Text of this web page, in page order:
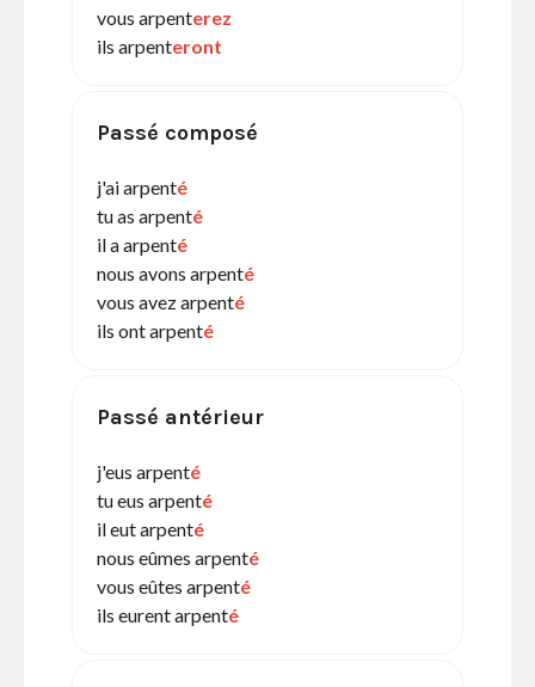
vous arpenterez
ils arpenteront
Passé composé
j'ai arpenté
tu as arpenté
il a arpenté
nous avons arpenté
vous avez arpenté
ils ont arpenté
Passé antérieur
j'eus arpenté
tu eus arpenté
il eut arpenté
nous eûmes arpenté
vous eûtes arpenté
ils eurent arpenté